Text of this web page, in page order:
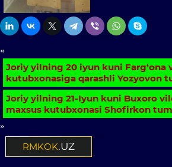
«
Joriy yilning 20 iyun kuni Farg‘ona
kutubxonasiga qarashli Yozyovon
Joriy yilning 21-Iyun kuni Buxoro
maxsus kutubxonasi Shofirkon
»
RMKOK.UZ